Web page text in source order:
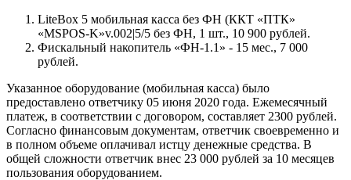
LiteBox 5 мобильная касса без ФН (ККТ «ПТК»
«MSPOS-K»v.002|5/5 без ФН, 1 шт., 10 900 рублей.
Фискальный накопитель «ФН-1.1» - 15 мес., 7 000
рублей.
Указанное оборудование (мобильная касса) было
предоставлено ответчику 05 июня 2020 года. Ежемесячный
платеж, в соответствии с договором, составляет 2300 рублей.
Согласно финансовым документам, ответчик своевременно и
в полном объеме оплачивал истцу денежные средства. В
общей сложности ответчик внес 23 000 рублей за 10 месяцев
пользования оборудованием.